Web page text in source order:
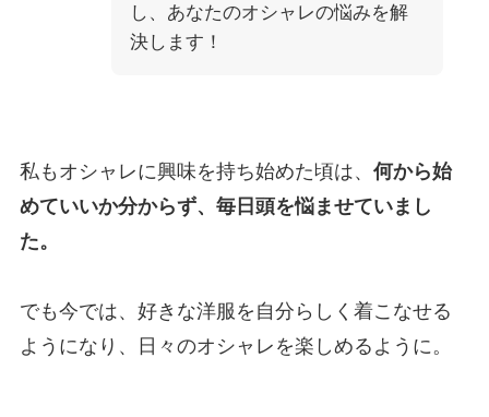
し、あなたのオシャレの悩みを解
決します！
私もオシャレに興味を持ち始めた頃は、 何から始
めていいか分からず、毎日頭を悩ませていまし
た。
でも今では、好きな洋服を自分らしく着こなせる
ようになり、日々のオシャレを楽しめるように。